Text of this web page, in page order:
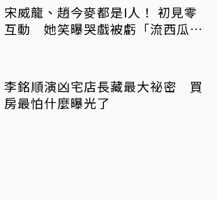
宋威龍、趙今麥都是I人！ 初見零
互動 她笑曝哭戲被虧「流西瓜
李銘順演凶宅店長藏最大祕密 買
房最怕什麼曝光了